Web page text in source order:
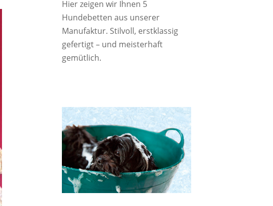
Hier zeigen wir Ihnen 5
Hundebetten aus unserer
Manufaktur. Stilvoll, erstklassig
gefertigt – und meisterhaft
gemütlich.